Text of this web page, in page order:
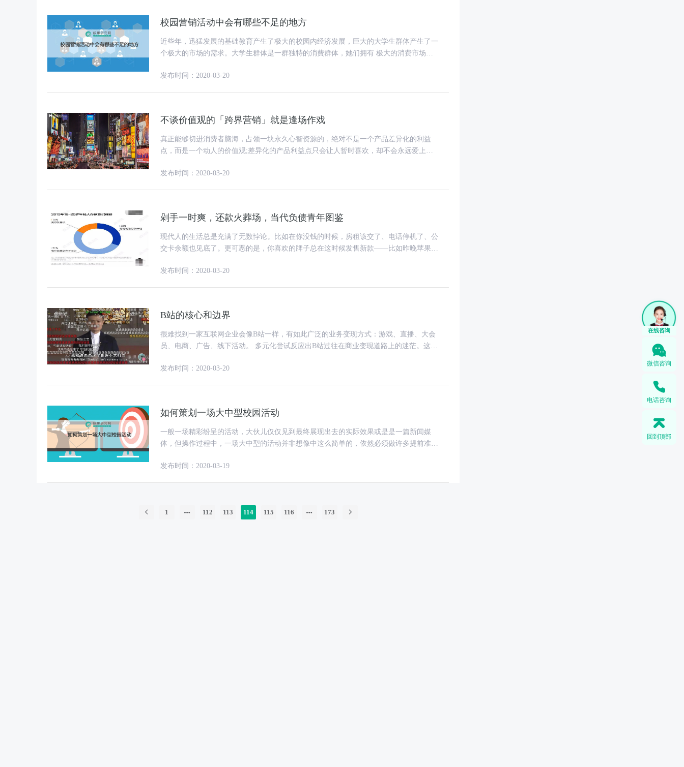
校园营销活动中会有哪些不足的地方
近些年，迅猛发展的基础教育产生了极大的校园内经济发展，巨大的大学生群体产生了一
个极大的市场的需求。大学生群体是一群独特的消費群体，她们拥有 极大的消费市场，
发布时间：2020-03-20
不谈价值观的「跨界营销」就是逢场作戏
真正能够切进消费者脑海，占领一块永久心智资源的，绝对不是一个产品差异化的利益
点，而是一个动人的价值观;差异化的产品利益点只会让人暂时喜欢，却不会永远爱上。
发布时间：2020-03-20
剁手一时爽，还款火葬场，当代负债青年图鉴
现代人的生活总是充满了无数悖论。比如在你没钱的时候，房租该交了、电话停机了、公
交卡余额也见底了。更可恶的是，你喜欢的牌子总在这时候发售新款——比如昨晚苹果又
发布时间：2020-03-20
B站的核心和边界
很难找到一家互联网企业会像B站一样，有如此广泛的业务变现方式：游戏、直播、大会
员、电商、广告、线下活动。 多元化尝试反应出B站过往在商业变现道路上的迷茫。这些
发布时间：2020-03-20
如何策划一场大中型校园活动
一般一场精彩纷呈的活动，大伙儿仅仅见到最终展现出去的实际效果或是是一篇新闻媒
体，但操作过程中，一场大中型的活动并非想像中这么简单的，依然必须做许多提前准备
发布时间：2020-03-19
1 112 113 114 115 116 173
在线咨询
微信咨询
电话咨询
回到顶部